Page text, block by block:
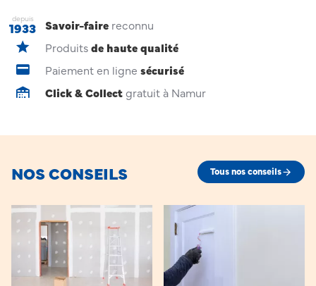
depuis
1933 Savoir-faire reconnu
Produitsde haute qualité
Paiement en ligne sécurisé
Click & Collectgratuit à Namur
NOS CONSEILS Tous nos conseils